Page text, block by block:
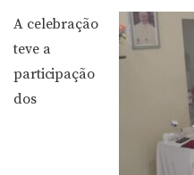
A celebração
teve a
participação
dos